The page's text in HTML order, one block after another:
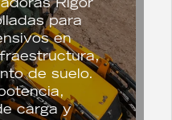
Rigor
para
en
de suelo.
carga y